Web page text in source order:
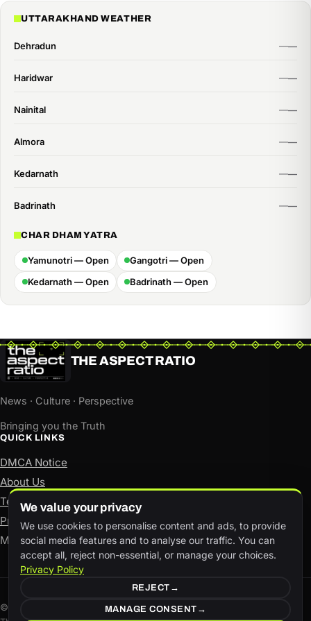
UTTARAKHAND WEATHER
Dehradun
Haridwar
Nainital
Almora
Kedarnath
Badrinath
CHAR DHAM YATRA
Yamunotri — Open
Gangotri — Open
Kedarnath — Open
Badrinath — Open
THE ASPECT RATIO
News · Culture · Perspective
Bringing you the Truth
QUICK LINKS
DMCA Notice
About Us
Terms of Use
Privacy Policy
Manage consent
© The Aspect Ratio. All rights reserved.
We value your privacy
We use cookies to personalise content and ads, to provide
social media features and to analyse our traffic. You can
accept all, reject non-essential, or manage your choices.
Privacy Policy
REJECT
MANAGE CONSENT